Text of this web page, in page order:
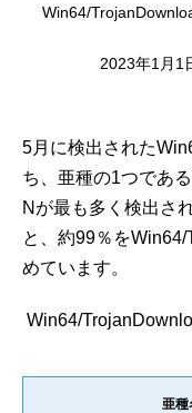
Win64/
2023年1月1
5月に検出された
ち、亜種の1つであ
Nが最も多く検出さ
と、約99％を
めています。
Win64/
亜種